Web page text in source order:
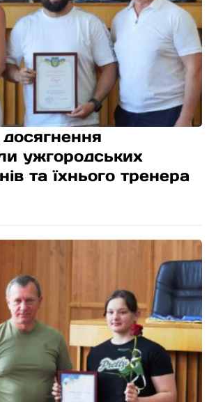
ужгородських
та їхнього тренера